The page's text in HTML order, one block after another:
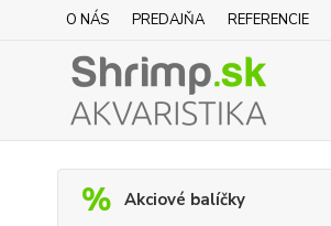
O NÁS PREDAJŇA REFERENCIE
Akciové balíčky